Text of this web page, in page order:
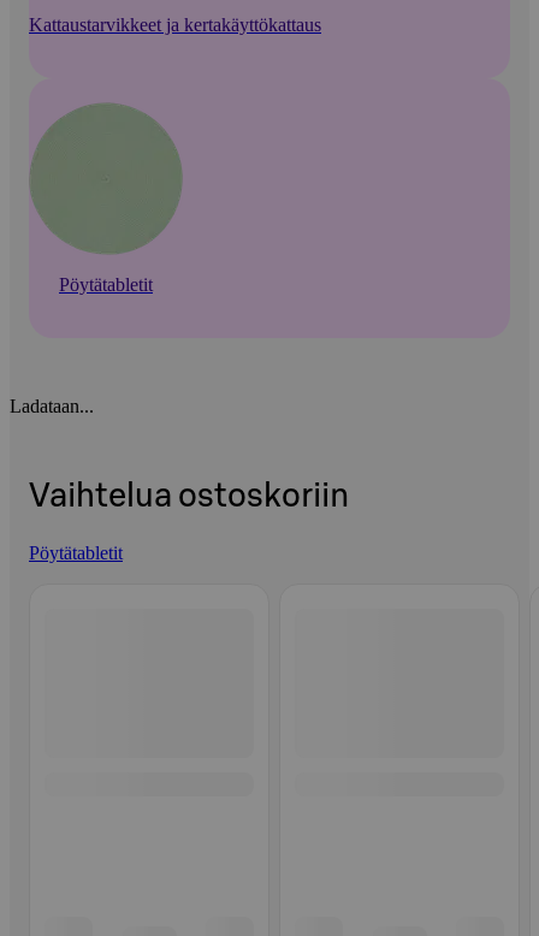
Kattaustarvikkeet ja kertakäyttökattaus
Pöytätabletit
Ladataan...
Vaihtelua ostoskoriin
Pöytätabletit